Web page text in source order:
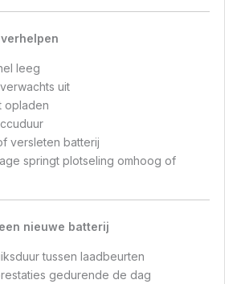
leeg
uit
opladen
versleten batterij
springt plotseling omhoog of
nieuwe batterij
tussen laadbeurten
gedurende de dag